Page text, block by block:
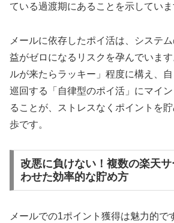
ている過渡期にあることを示していま
メールに依存したポイ活は、システ
益がゼロになるリスクを孕んでいま
ルが来たらラッキー」程度に構え、
巡回する「自律型のポイ活」にマイ
ることが、ストレスなくポイントを
歩です。
改悪に負けない！複数の楽天
わせた効率的な貯め方
メールでの1ポイント獲得は魅力的で